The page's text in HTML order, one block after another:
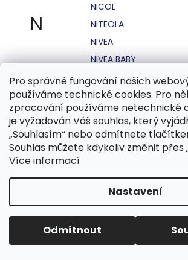
Pro správné fungování našich
používáme technické cookies. Pro
zpracování používáme netechnické
je vyžadován Váš souhlas, který
„Souhlasím“ nebo odmítnete
Souhlas můžete kdykoliv změnit přes
Více informací
Nastavení
Odmítnout
N
NICOL
NITEOLA
NIVEA
NIVEA BABY
NIVEA MEN
NIVEA SUN
NO STRESS
NOHEL GARDEN
NORDICS
NUK
O.B.
OASIS